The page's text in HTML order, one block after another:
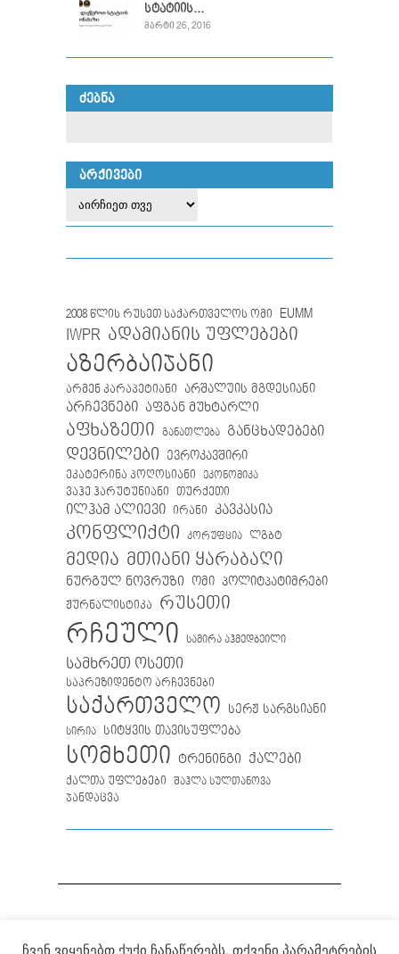
სტატიის...
ᲛᲐᲠᲢᲘ 26, 2016
ᲫᲔᲑᲜᲐ
ᲐᲠᲥᲘᲕᲔᲑᲘ
2008 წლის რუსეთ საქართველოს ომი EUMM
IWPR ადამიანის უფლებები
აზერბაიჯანი
არმენ კარაპეტიანი არშალუის მგდესიანი
არჩევნები აფგან მუხტარლი
აფხაზეთი განათლება განცხადებები
დევნილები
ევროკავშირი
ეკატერინა პოღოსიანი
ეკონომიკა
ვაჰე ჰარუტუნიანი თურქეთი
ილჰამ ალიევი ირანი კავკასია
კონფლიქტი კორუფცია ლგბტ
მედია მთიანი ყარაბაღი
ნურგულ ნოვრუზი ომი პოლიტპატიმრები
ჟურნალისტიკა
რუსეთი
რჩეული სამირა აჰმედბეილი
სამხრეთ ოსეთი
საპრეზიდენტო არჩევნები
საქართველო სერჟ სარგსიანი
სირია სიტყვის თავისუფლება
სომხეთი ტრენინგი ქალები
ქალთა უფლებები შაჰლა სულთანოვა
ჯანდაცვა
ჩვენ ვიყენებთ ქუქი ჩანაწერებს. თქვენი პარამეტრების